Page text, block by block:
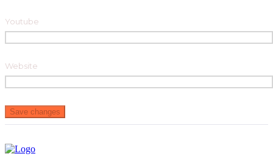
Youtube
Website
Save changes